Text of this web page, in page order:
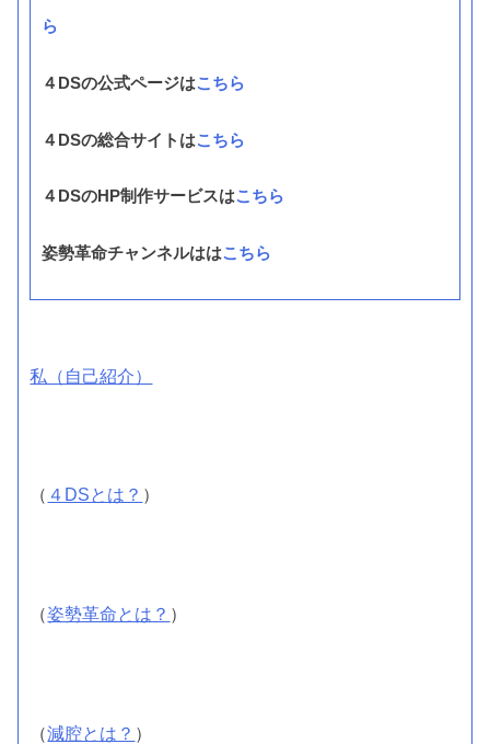
ら
４DSの公式ページはこちら
４DSの総合サイトはこちら
４DSのHP制作サービスはこちら
姿勢革命チャンネルははこちら
私（自己紹介）
（ ４DSとは？ ）
（姿勢革命とは？ ）
（減腔とは？ ）